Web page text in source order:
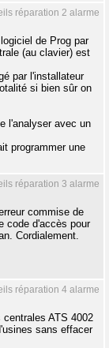
réparation 2 alarme
de Prog par
(au clavier) est
par l'installateur
si bien sûr on
l'analyser avec un
programmer une
réparation 3 alarme
commise de
code d'accès pour
Cordialement.
réparation 4 alarme
centrales ATS 4002
sans effacer